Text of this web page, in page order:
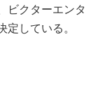
ビクターエンタ
している。